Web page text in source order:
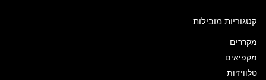
קטגוריות מובילות
מקררים
מקפיאים
טלוויזיות